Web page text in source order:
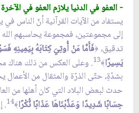
- العفو في الدنيا يلازم العفو في الآخرة
يستفاد من الآيات القرآنية أنّ الناس
إلى مجموعتين، فمجموعة يحاسبهم
تدقيق، ﴿فَأَمَّا مَنْ أُوتِيَ كِتَابَهُ بِيَمِينِهِ
يَسِيرًا﴾13. وعلى العكس من ذلك هناك
بشدّةٍ، حتّى الذرّة والمثقال من الأعمال
حدث لبعض البلاد التي كان أهلها من
حِسَابًا شَدِيدًا وَعَذَّبْنَاهَا عَذَابًا نُّكْرًا﴾14
.